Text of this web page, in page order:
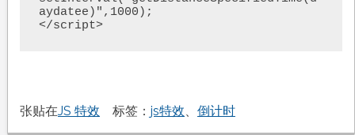
aydatee)",1000);
</script>
张贴在JS 特效 标签： js特效、 倒计时